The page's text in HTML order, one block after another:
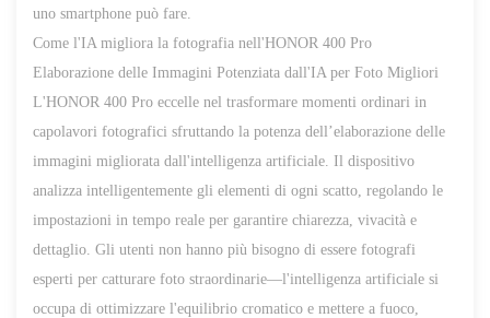
uno smartphone può fare.
Come l'IA migliora la fotografia nell'HONOR 400 Pro
Elaborazione delle Immagini Potenziata dall'IA per Foto Migliori
L'HONOR 400 Pro eccelle nel trasformare momenti ordinari in
capolavori fotografici sfruttando la potenza dell’elaborazione delle
immagini migliorata dall'intelligenza artificiale. Il dispositivo
analizza intelligentemente gli elementi di ogni scatto, regolando le
impostazioni in tempo reale per garantire chiarezza, vivacità e
dettaglio. Gli utenti non hanno più bisogno di essere fotografi
esperti per catturare foto straordinarie—l'intelligenza artificiale si
occupa di ottimizzare l'equilibrio cromatico e mettere a fuoco,